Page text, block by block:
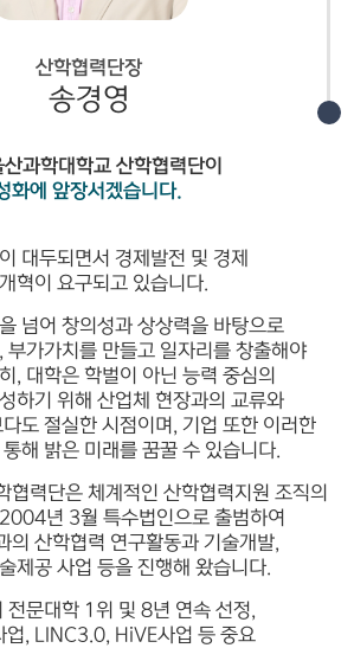
산학협력단장
송경영
과학대학교 산학협력단이
화에 앞장서겠습니다.
대두되면서 경제발전 및 경제
혁이 요구되고 있습니다.
넘어 창의성과 상상력을 바탕으로
부가가치를 만들고 일자리를 창출해야
, 대학은 학벌이 아닌 능력 중심의
하기 위해 산업체 현장과의 교류와
도 절실한 시점이며, 기업 또한 이러한
해 밝은 미래를 꿈꿀 수 있습니다.
협력단은 체계적인 산학협력지원 조직의
년 3월 특수법인으로 출범하여
의 산학협력 연구활동과 기술개발,
제공 사업 등을 진행해 왔습니다.
전문대학 1위 및 8년 연속 선정,
업, LINC3.0, HiVE사업 등 중요